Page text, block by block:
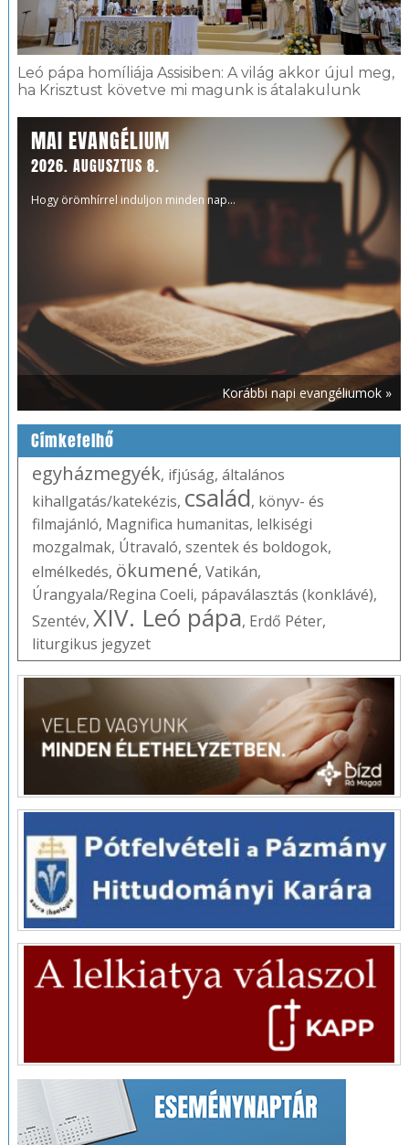
Leó pápa homíliája Assisiben: A világ akkor újul meg,
ha Krisztust követve mi magunk is átalakulunk
MAI EVANGÉLIUM
2026. AUGUSZTUS 8.
Hogy örömhírrel induljon minden nap...
Korábbi napi evangéliumok »
Címkefelhő
egyházmegyék, ifjúság, általános
kihallgatás/katekézis, család, könyv- és
filmajánló, Magnifica humanitas, lelkiségi
mozgalmak, Útravaló, szentek és boldogok,
elmélkedés, ökumené, Vatikán,
Úrangyala/Regina Coeli, pápaválasztás (konklávé),
Szentév, XIV. Leó pápa, Erdő Péter,
liturgikus jegyzet